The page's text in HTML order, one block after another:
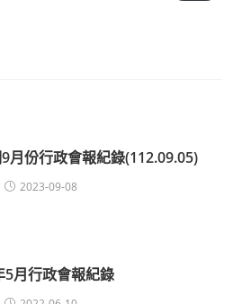
月份行政會報紀錄(112.09.05)
2023-09-08
5月行政會報紀錄